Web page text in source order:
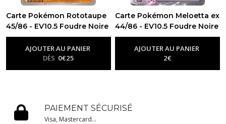
Carte Pokémon Rototaupe
45/86 - EV10.5 Foudre Noire
-Ev10.5 - Foudre Noire
AJOUTER AU PANIER
DÈS 0€25
Carte Pokémon Meloetta ex
44/86 - EV10.5 Foudre Noire
-Ev10.5 - Foudre Noire
AJOUTER AU PANIER
2€
PAIEMENT SÉCURISÉ
Visa, Mastercard...